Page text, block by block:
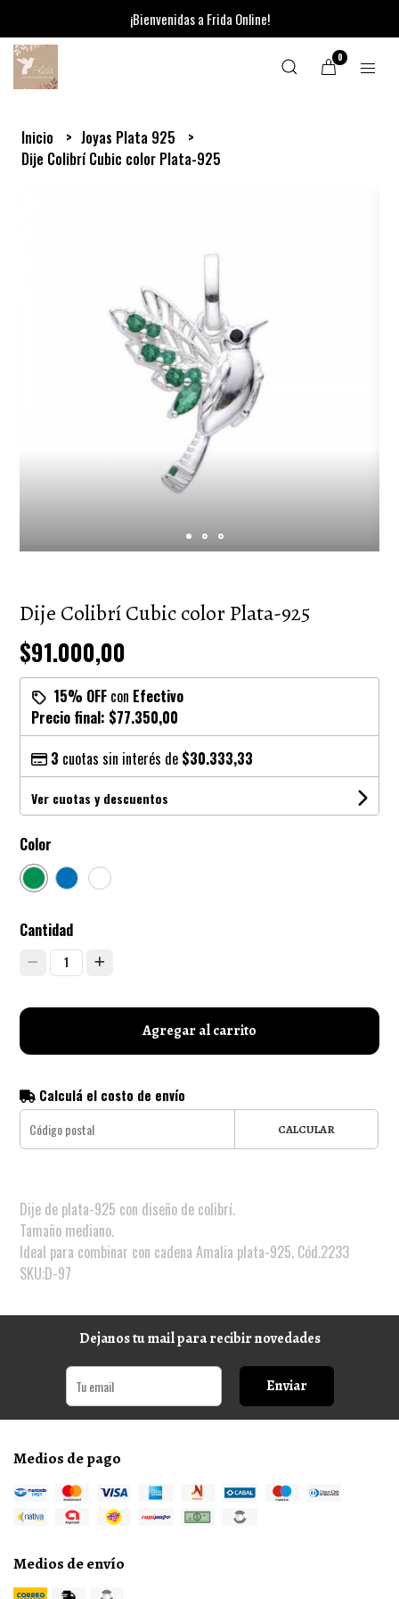
¡Bienvenidas a Frida Online!
0
Inicio
Joyas Plata 925
Dije Colibrí Cubic color Plata-925
Dije Colibrí Cubic color Plata-925
$91.000,00
15% OFF con Efectivo
Precio final: $77.350,00
3 cuotas sin interés de $30.333,33
Ver cuotas y descuentos
Color
Cantidad
1
Agregar al carrito
Calculá el costo de envío
CALCULAR
Dije de plata-925 con diseño de colibrí.
Tamaño mediano.
Ideal para combinar con cadena Amalia plata-925. Cód.2233
SKU:D-97
Dejanos tu mail para recibir novedades
Enviar
Medios de pago
Medios de envío